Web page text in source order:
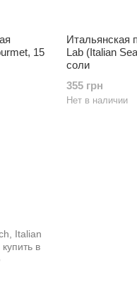
15
Итальянская
Lab (Italian
соли
355 грн
Нет в наличии